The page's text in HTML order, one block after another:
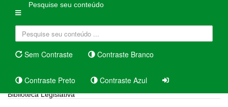
Pesquise seu conteúdo
Sem Contraste Contraste Branco
Contraste Preto Contraste Azul
Biblioteca Legislativa